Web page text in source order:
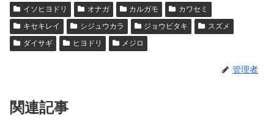
イソヒヨドリ オナガ カルガモ
カワセミ
キセキレイ
シジュウカラ ジョウビタキ
スズメ
ダイサギ
ヒヨドリ メジロ
管理者
関連記事